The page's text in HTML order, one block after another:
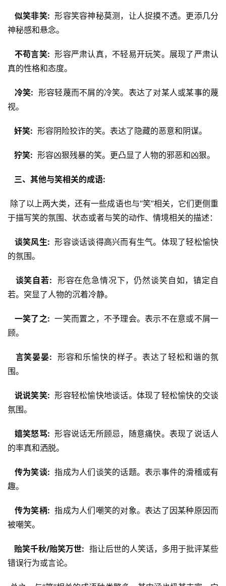
  似笑非笑:
形容笑容神秘莫测，让人捉摸不透。更添几分
神秘感和悬念。
  不苟言笑:
形容严肃认真，不轻易开玩笑。展现了严肃认
真的性格和态度。
  冷笑:
形容轻蔑而不屑的冷笑。表达了对某人或某事的蔑
视。
  奸笑:
形容阴险狡诈的笑。表达了隐藏的恶意和阴谋。
  狞笑:
形容凶狠残暴的笑。更凸显了人物的邪恶和凶狠。
  三、其他与笑相关的成语:
于描写笑的氛围、状态或者与笑的动作、情境相关的描述：
  谈笑风生:
形容谈话谈得高兴而有生气。体现了轻松愉快
的氛围。
  谈笑自若:
形容在危急情况下，仍然谈笑自如，镇定自
若。突显了人物的沉着冷静。
  一笑了之:
一笑而置之，不予理会。表示不在意或不屑一
顾。
  言笑晏晏:
形容和乐愉快的样子。表达了轻松和谐的氛
围。
  说说笑笑:
形容轻松愉快地谈话。体现了轻松愉快的交谈
氛围。
  嬉笑怒骂:
形容说话无所顾忌，随意痛快。表现了说话人
的率真和洒脱。
  传为笑谈:
指成为人们谈笑的话题。表示事件的滑稽或有
趣。
  传为笑柄:
指成为人们嘲笑的对象。表达了因某种原因而
被嘲笑。
  贻笑千秋/贻笑万世:
指让后世的人笑话，多用于批评某些
错误行为或言论。